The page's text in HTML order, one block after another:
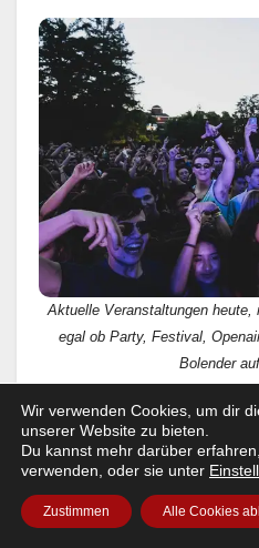
Aktuelle Veranstaltungen heute,
egal ob Party, Festival,
Bolender
Gut zu wissen!
Am Ww-Terminator
gearbeitet.Sprich:
werden stetig weiter
Wir verwenden Cookies, um dir
unserer Website zu bieten.
Du kannst mehr darüber
verwenden, oder sie unter
Zustimmen Alle Cookies